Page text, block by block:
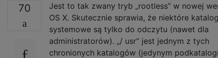
70
Jest to tak zwany tryb „rootless” w nowej
OS X. Skutecznie sprawia, że ​​niektóre
systemowe są tylko do odczytu (nawet dla
administratorów). „/ usr” jest jednym z tych
chronionych katalogów (jedynym